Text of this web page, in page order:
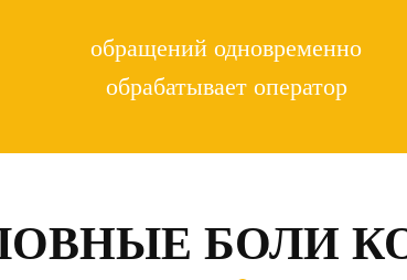
обращений одновременно
обрабатывает оператор
БОЛИ